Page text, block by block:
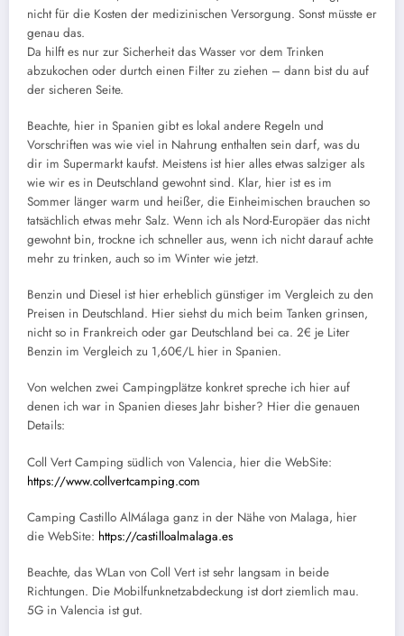
nicht für die Kosten der medizinischen Versorgung. Sonst müsste er
genau das.
Da hilft es nur zur Sicherheit das Wasser vor dem Trinken
abzukochen oder durtch einen Filter zu ziehen – dann bist du auf
der sicheren Seite.
Beachte, hier in Spanien gibt es lokal andere Regeln und
Vorschriften was wie viel in Nahrung enthalten sein darf, was du
dir im Supermarkt kaufst. Meistens ist hier alles etwas salziger als
wie wir es in Deutschland gewohnt sind. Klar, hier ist es im
Sommer länger warm und heißer, die Einheimischen brauchen so
tatsächlich etwas mehr Salz. Wenn ich als Nord-Europäer das nicht
gewohnt bin, trockne ich schneller aus, wenn ich nicht darauf achte
mehr zu trinken, auch so im Winter wie jetzt.
Benzin und Diesel ist hier erheblich günstiger im Vergleich zu den
Preisen in Deutschland. Hier siehst du mich beim Tanken grinsen,
nicht so in Frankreich oder gar Deutschland bei ca. 2€ je Liter
Benzin im Vergleich zu 1,60€/L hier in Spanien.
Von welchen zwei Campingplätze konkret spreche ich hier auf
denen ich war in Spanien dieses Jahr bisher? Hier die genauen
Details:
Coll Vert Camping südlich von Valencia, hier die WebSite:
https://www.collvertcamping.com
Camping Castillo AlMálaga ganz in der Nähe von Malaga, hier
die WebSite: https://castilloalmalaga.es
Beachte, das WLan von Coll Vert ist sehr langsam in beide
Richtungen. Die Mobilfunknetzabdeckung ist dort ziemlich mau.
5G in Valencia ist gut.